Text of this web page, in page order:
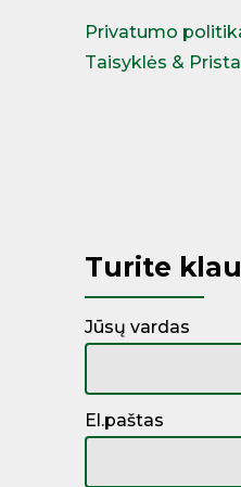
Privatumo
Taisyklės &
Turite
Jūsų vardas
El.paštas